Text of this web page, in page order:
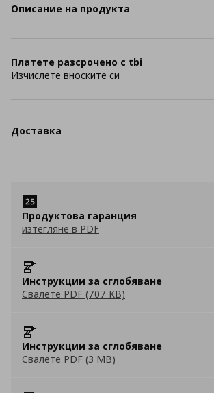
Описание на продукта
Платете разсрочено с tbi
Изчислете вноските си
Доставка
Продуктова гаранция
изтегляне в PDF
Инструкции за сглобяване
Свалете PDF (707 KB)
Инструкции за сглобяване
Свалете PDF (3 MB)